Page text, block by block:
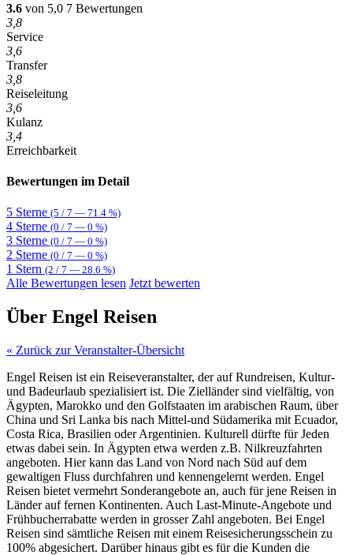
3.6 von 5,0 7 Bewertungen
3,8
Service
3,6
Transfer
3,8
Reiseleitung
3,6
Kulanz
3,4
Erreichbarkeit
Bewertungen im Detail
5 Sterne (5 / 7 — 71.4 %)
4 Sterne (0 / 7 — 0 %)
3 Sterne (0 / 7 — 0 %)
2 Sterne (0 / 7 — 0 %)
1 Stern (2 / 7 — 28.6 %)
Alle Bewertungen lesen Jetzt bewerten
Über Engel Reisen
« Zurück zur Veranstalter-Übersicht
Engel Reisen ist ein Reiseveranstalter, der auf Rundreisen, Kultur-
und Badeurlaub spezialisiert ist. Die Zielländer sind vielfältig, von
Ägypten, Marokko und den Golfstaaten im arabischen Raum, über
China und Sri Lanka bis nach Mittel-und Südamerika mit Ecuador,
Costa Rica, Brasilien oder Argentinien. Kulturell dürfte für Jeden
etwas dabei sein. In Ägypten etwa werden z.B. Nilkreuzfahrten
angeboten. Hier kann das Land von Nord nach Süd auf dem
gewaltigen Fluss durchfahren und kennengelernt werden. Engel
Reisen bietet vermehrt Sonderangebote an, auch für jene Reisen in
Länder auf fernen Kontinenten. Auch Last-Minute-Angebote und
Frühbucherrabatte werden in grosser Zahl angeboten. Bei Engel
Reisen sind sämtliche Reisen mit einem Reisesicherungsschein zu
100% abgesichert. Darüber hinaus gibt es für die Kunden die